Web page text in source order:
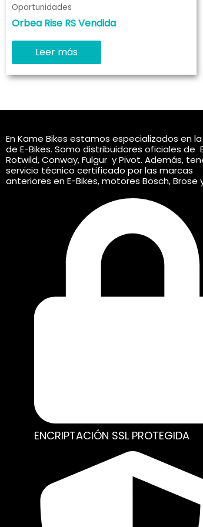
Oportunidades
Orbea Rise RS Vendida
Leer más
En Kame Bikes estamos especializados en
de E-Bikes. Somo distribuidores oficiales de
Rotwild, Conway, Fulgur y Pivot. Además,
servicio técnico certificado por las marcas
anteriores en E-Bikes, motores Bosch, Brose
ENCRIPTACIÓN SSL PROTEGIDA